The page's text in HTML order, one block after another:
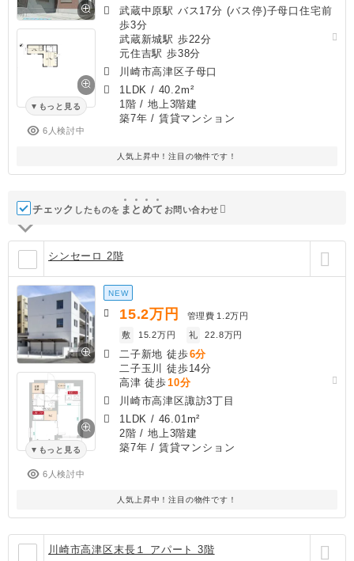
もっと見る
6人検討中
武蔵中原駅 バス17分 (バス停)子母口住宅前
歩3分
武蔵新城駅 歩22分
元住吉駅 歩38分
川崎市高津区子母口
1LDK / 40.2m²
1階 / 地上3階建
築7年 / 賃貸マンション
人気上昇中！注目の物件です！
チェック したものを ま と めて お問い合わせ
シンセーロ 2階
もっと見る
6人検討中
NEW
15.2万円 管理費 1.2万円
敷
15.2万円 礼 22.8万円
二子新地 徒歩6分
二子玉川 徒歩14分
高津 徒歩10分
川崎市高津区諏訪3丁目
1LDK / 46.01m²
2階 / 地上3階建
築7年 / 賃貸マンション
人気上昇中！注目の物件です！
川崎市高津区末長１ アパート 3階